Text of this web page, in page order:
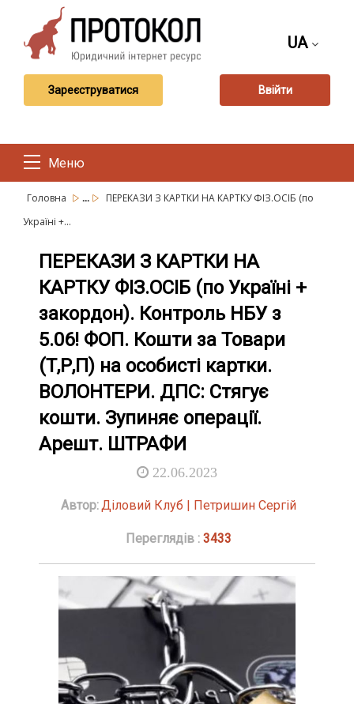
UA
Зареєструватися Ввійти
Меню
Головна ...
ПЕРЕКАЗИ З КАРТКИ НА КАРТКУ ФІЗ.ОСІБ (по
Україні +...
ПЕРЕКАЗИ З КАРТКИ НА
КАРТКУ ФІЗ.ОСІБ (по Україні +
закордон). Контроль НБУ з
5.06! ФОП. Кошти за Товари
(Т,Р,П) на особисті картки.
ВОЛОНТЕРИ. ДПС: Стягує
кошти. Зупиняє операції.
Арешт. ШТРАФИ
22.06.2023
Автор:Діловий Клуб | Петришин Сергій
Переглядів :3433